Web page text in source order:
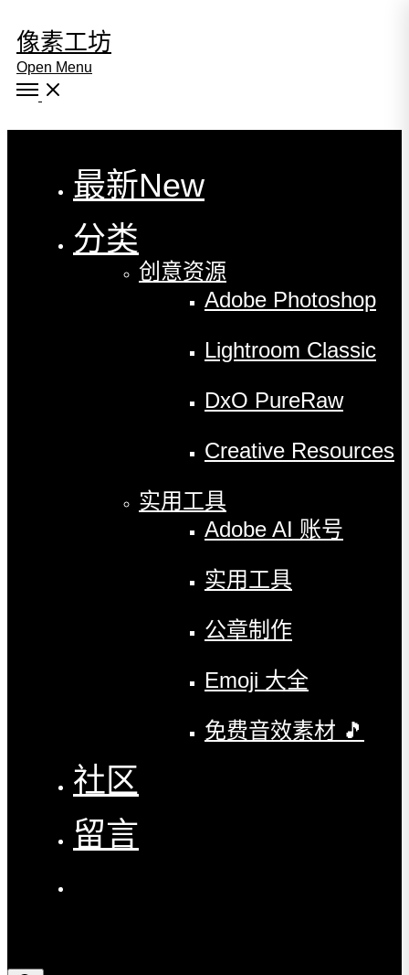
像素工坊
Open Menu
最新New
分类
创意资源
Adobe Photoshop
Lightroom Classic
DxO PureRaw
Creative Resources
实用工具
Adobe AI 账号
实用工具
公章制作
Emoji 大全
免费音效素材 🎵
社区
留言